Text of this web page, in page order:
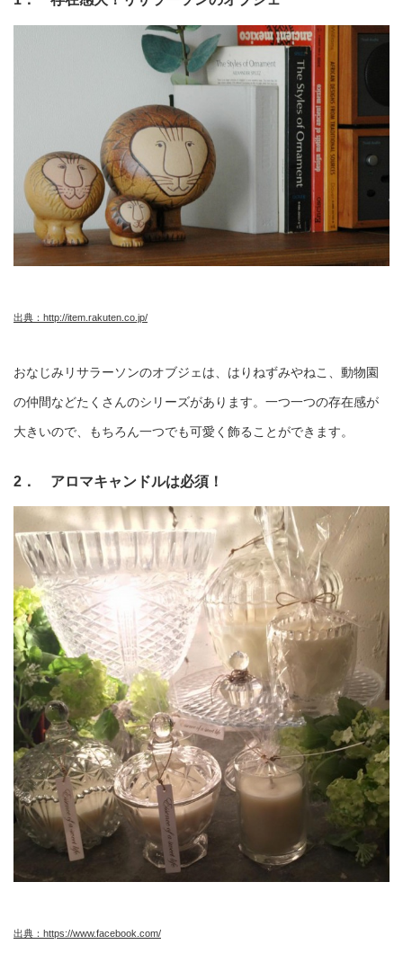
出典：http://item.rakuten.co.jp/
おなじみリサラーソンのオブジェは、はりねずみやねこ、動物園
の仲間などたくさんのシリーズがあります。一つ一つの存在感が
大きいので、もちろん一つでも可愛く飾ることができます。
2． アロマキャンドルは必須！
出典：https://www.facebook.com/